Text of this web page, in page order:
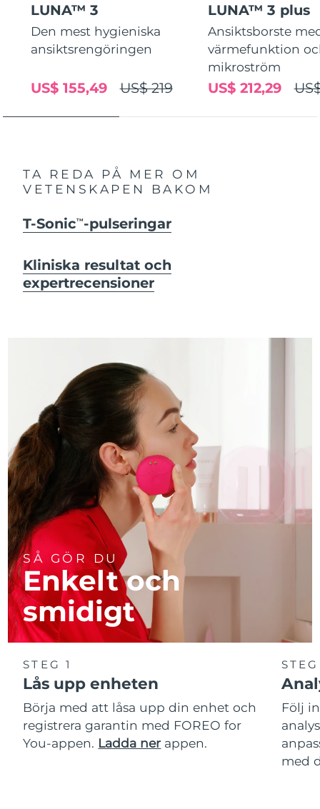
LUNA™ 3
Den mest hygieniska
ansiktsrengöringen
US$ 219
US$ 155,49
LUNA™ 3 plus
Ansiktsborste
värmefunktion
mikroström
US$ 212,29
TA REDA PÅ MER OM
VETENSKAPEN BAKOM
T-SonicTM -pulseringar
Kliniska resultat och
expertrecensioner
SÅ GÖR DU
Enkelt och
smidigt
STEG 1
Lås upp enheten
Börja med att låsa upp din enhet och
registrera garantin med FOREO for
You-appen. Ladda ner appen.
Följ
med